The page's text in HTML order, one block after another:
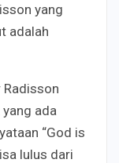
yang
adalah
ada
“God is
lulus dari